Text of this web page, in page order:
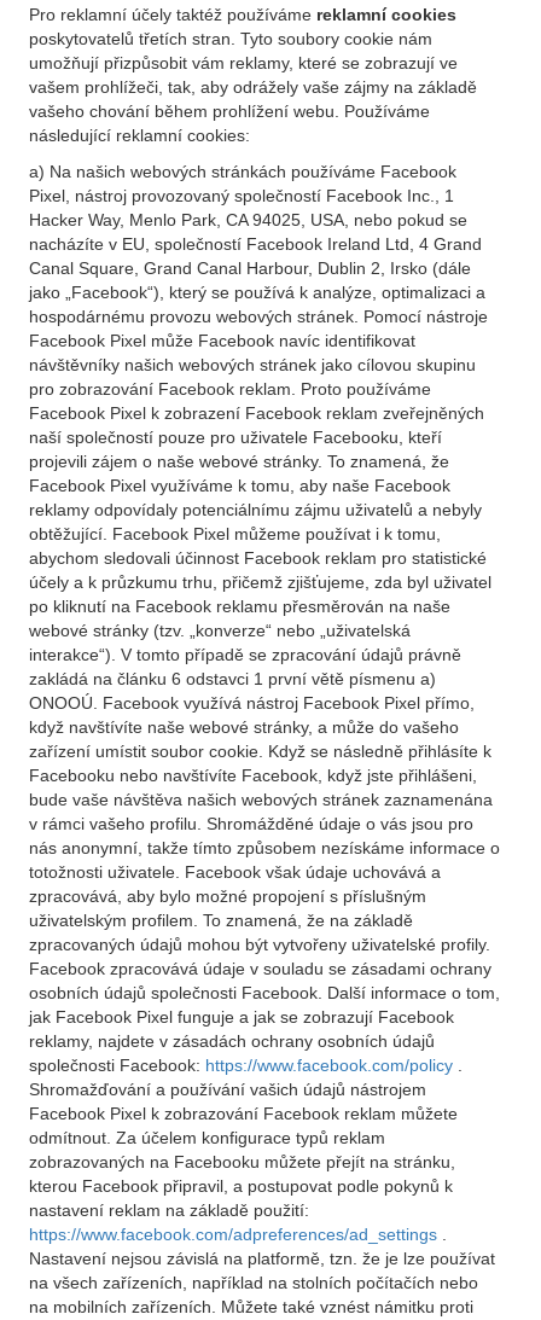
Pro reklamní účely taktéž používáme reklamní cookies
poskytovatelů třetích stran. Tyto soubory cookie nám
umožňují přizpůsobit vám reklamy, které se zobrazují ve
vašem prohlížeči, tak, aby odrážely vaše zájmy na základě
vašeho chování během prohlížení webu. Používáme
následující reklamní cookies:
a) Na našich webových stránkách používáme Facebook
Pixel, nástroj provozovaný společností Facebook Inc., 1
Hacker Way, Menlo Park, CA 94025, USA, nebo pokud se
nacházíte v EU, společností Facebook Ireland Ltd, 4 Grand
Canal Square, Grand Canal Harbour, Dublin 2, Irsko (dále
jako „Facebook“), který se používá k analýze, optimalizaci a
hospodárnému provozu webových stránek. Pomocí nástroje
Facebook Pixel může Facebook navíc identifikovat
návštěvníky našich webových stránek jako cílovou skupinu
pro zobrazování Facebook reklam. Proto používáme
Facebook Pixel k zobrazení Facebook reklam zveřejněných
naší společností pouze pro uživatele Facebooku, kteří
projevili zájem o naše webové stránky. To znamená, že
Facebook Pixel využíváme k tomu, aby naše Facebook
reklamy odpovídaly potenciálnímu zájmu uživatelů a nebyly
obtěžující. Facebook Pixel můžeme používat i k tomu,
abychom sledovali účinnost Facebook reklam pro statistické
účely a k průzkumu trhu, přičemž zjišťujeme, zda byl uživatel
po kliknutí na Facebook reklamu přesměrován na naše
webové stránky (tzv. „konverze“ nebo „uživatelská
interakce“). V tomto případě se zpracování údajů právně
zakládá na článku 6 odstavci 1 první větě písmenu a)
ONOOÚ. Facebook využívá nástroj Facebook Pixel přímo,
když navštívíte naše webové stránky, a může do vašeho
zařízení umístit soubor cookie. Když se následně přihlásíte k
Facebooku nebo navštívíte Facebook, když jste přihlášeni,
bude vaše návštěva našich webových stránek zaznamenána
v rámci vašeho profilu. Shromážděné údaje o vás jsou pro
nás anonymní, takže tímto způsobem nezískáme informace o
totožnosti uživatele. Facebook však údaje uchovává a
zpracovává, aby bylo možné propojení s příslušným
uživatelským profilem. To znamená, že na základě
zpracovaných údajů mohou být vytvořeny uživatelské profily.
Facebook zpracovává údaje v souladu se zásadami ochrany
osobních údajů společnosti Facebook. Další informace o tom,
jak Facebook Pixel funguje a jak se zobrazují Facebook
reklamy, najdete v zásadách ochrany osobních údajů
společnosti Facebook: https://www.facebook.com/policy
Shromažďování a používání vašich údajů nástrojem
Facebook Pixel k zobrazování Facebook reklam můžete
odmítnout. Za účelem konfigurace typů reklam
zobrazovaných na Facebooku můžete přejít na stránku,
kterou Facebook připravil, a postupovat podle pokynů k
nastavení reklam na základě použití:
https://www.facebook.com/adpreferences/ad_settings
Nastavení nejsou závislá na platformě, tzn. že je lze používat
na všech zařízeních, například na stolních počítačích nebo
na mobilních zařízeních. Můžete také vznést námitku proti